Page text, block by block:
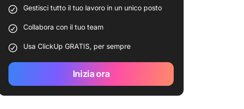
Gestisci tutto il tuo lavoro in un unico posto
Collabora con il tuo team
Usa ClickUp GRATIS, per sempre
Inizia ora